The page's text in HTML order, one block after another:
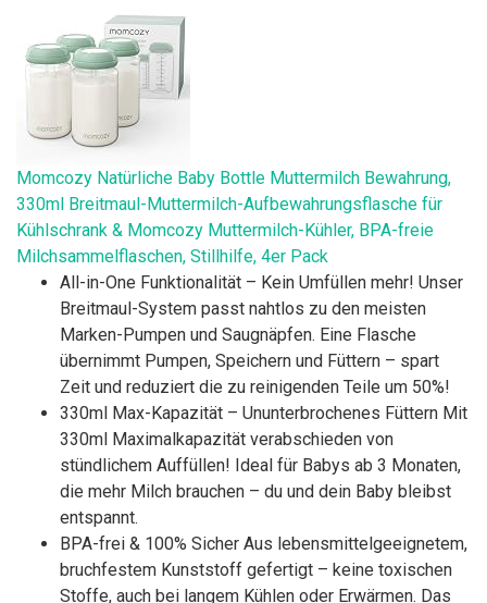
Momcozy Natürliche Baby Bottle Muttermilch Bewahrung,
330ml Breitmaul-Muttermilch-Aufbewahrungsflasche für
Kühlschrank & Momcozy Muttermilch-Kühler, BPA-freie
Milchsammelflaschen, Stillhilfe, 4er Pack
All-in-One Funktionalität – Kein Umfüllen mehr! Unser
Breitmaul-System passt nahtlos zu den meisten
Marken-Pumpen und Saugnäpfen. Eine Flasche
übernimmt Pumpen, Speichern und Füttern – spart
Zeit und reduziert die zu reinigenden Teile um 50%!
330ml Max-Kapazität – Ununterbrochenes Füttern Mit
330ml Maximalkapazität verabschieden von
stündlichem Auffüllen! Ideal für Babys ab 3 Monaten,
die mehr Milch brauchen – du und dein Baby bleibst
entspannt.
BPA-frei & 100% Sicher Aus lebensmittelgeeignetem,
bruchfestem Kunststoff gefertigt – keine toxischen
Stoffe, auch bei langem Kühlen oder Erwärmen. Das